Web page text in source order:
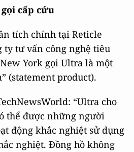
cấp cứu
tích chính tại Reticle
ty tư vấn công nghệ tiêu
York gọi Ultra là một
(statement product).
“Ultra cho
thể được những người
động khắc nghiệt sử dụng
nghiệt. Đồng hồ không